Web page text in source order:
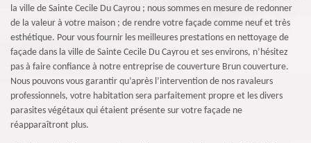
la ville de Sainte Cecile Du Cayrou ; nous sommes en mesure de redonner
de la valeur à votre maison ; de rendre votre façade comme neuf et très
esthétique. Pour vous fournir les meilleures prestations en nettoyage de
façade dans la ville de Sainte Cecile Du Cayrou et ses environs, n’hésitez
pas à faire confiance à notre entreprise de couverture Brun couverture.
Nous pouvons vous garantir qu’après l’intervention de nos ravaleurs
professionnels, votre habitation sera parfaitement propre et les divers
parasites végétaux qui étaient présente sur votre façade ne
réapparaîtront plus.